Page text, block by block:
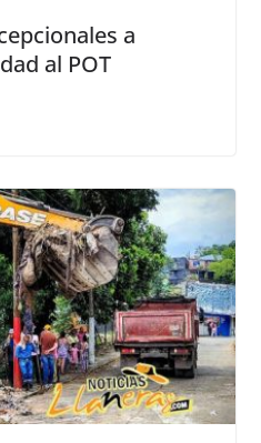
a
al POT